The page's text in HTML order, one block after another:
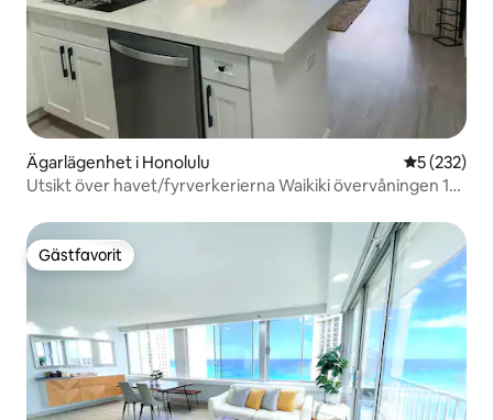
Ägarlägenhet i Honolulu 5 av 5 i
5 (232)
Utsikt över havet/fyrverkerierna Waikiki övervåningen 1
Gästfavorit
Gästfavorit